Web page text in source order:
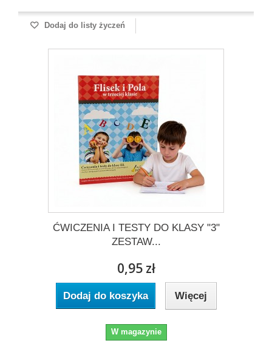
Dodaj do listy życzeń
ĆWICZENIA I TESTY DO KLASY "3"
ZESTAW...
0,95 zł
Dodaj do koszyka Więcej
W magazynie